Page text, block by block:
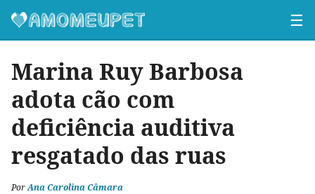
☰
Marina Ruy Barbosa
adota cão com
deficiência auditiva
resgatado das ruas
PorAna Carolina Câmara